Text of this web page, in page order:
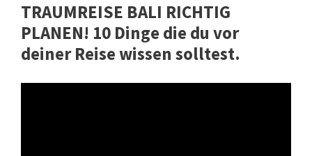
TRAUMREISE BALI RICHTIG
PLANEN! 10 Dinge die du vor
deiner Reise wissen solltest.